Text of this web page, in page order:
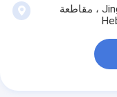
الغرفة 1701-1708 ، المبنى 2 ، مركز Jinggui ، مقاطعة